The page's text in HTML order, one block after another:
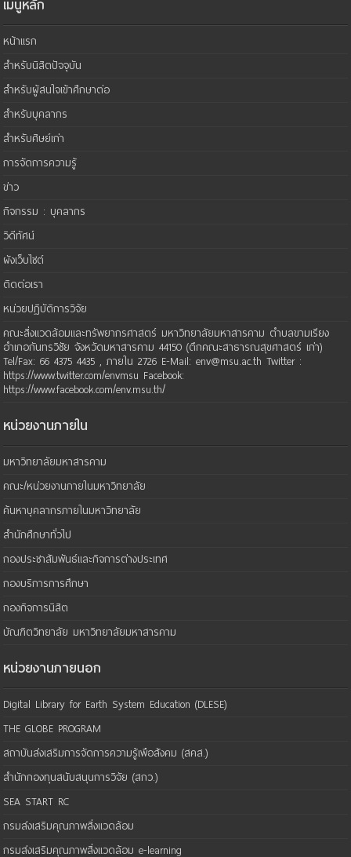
เมนูหลัก
หน้าแรก
สำหรับนิสิตปัจจุบัน
สำหรับผู้สนใจเข้าศึกษาต่อ
สำหรับบุคลากร
สำหรับศิษย์เก่า
การจัดการความรู้
ข่าว
กิจกรรม : บุคลากร
วิดีทัศน์
ผังเว็บไซต์
ติดต่อเรา
หน่วยปฏิบัติการวิจัย
คณะสิ่งแวดล้อมและทรัพยากรศาสตร์ มหาวิทยาลัยมหาสารคาม ตำบลขามเรียง
อำเภอกันทรวิชัย จังหวัดมหาสารคาม 44150 (ตึกคณะสาธารณสุขศาสตร์ เก่า)
Tel/Fax: 66 4375 4435 , ภายใน 2726 E-Mail: env@msu.ac.th Twitter :
https://www.twitter.com/envmsu Facebook:
https://www.facebook.com/env.msu.th/
หน่วยงานภายใน
มหาวิทยาลัยมหาสารคาม
คณะ/หน่วยงานภายในมหาวิทยาลัย
ค้นหาบุคลากรภายในมหาวิทยาลัย
สำนักศึกษาทั่วไป
กองประชาสัมพันธ์และกิจการต่างประเทศ
กองบริการการศึกษา
กองกิจการนิสิต
บัณฑิตวิทยาลัย มหาวิทยาลัยมหาสารคาม
หน่วยงานภายนอก
Digital Library for Earth System Education (DLESE)
THE GLOBE PROGRAM
สถาบันส่งเสริมการจัดการความรู้เพือสังคม (สคส.)
สำนักกองทุนสนับสนุนการวิจัย (สกว.)
SEA START RC
กรมส่งเสริมคุณภาพสิ่งแวดล้อม
กรมส่งเสริมคุณภาพสิ่งแวดล้อม e-learning